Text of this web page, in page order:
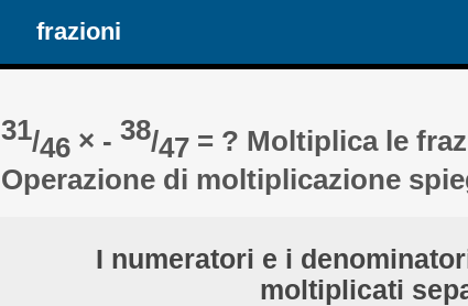
frazioni
31/46 × - 38/47 = ? Moltiplica le
Operazione di moltiplicazione
I numeratori e i
moltiplicati